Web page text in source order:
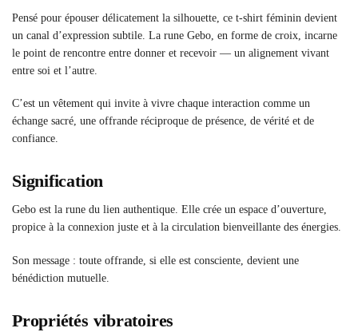
Pensé pour épouser délicatement la silhouette, ce t-shirt féminin devient
un canal d’expression subtile. La rune Gebo, en forme de croix, incarne
le point de rencontre entre donner et recevoir — un alignement vivant
entre soi et l’autre.
C’est un vêtement qui invite à vivre chaque interaction comme un
échange sacré, une offrande réciproque de présence, de vérité et de
confiance.
Signification
Gebo est la rune du lien authentique. Elle crée un espace d’ouverture,
propice à la connexion juste et à la circulation bienveillante des énergies.
Son message : toute offrande, si elle est consciente, devient une
bénédiction mutuelle.
Propriétés vibratoires